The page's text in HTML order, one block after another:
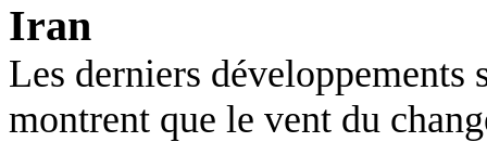
Iran
Les derniers
montrent que le vent du